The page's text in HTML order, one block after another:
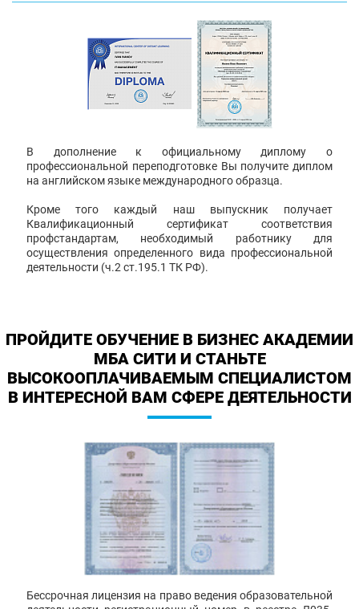
В дополнение к официальному диплому о
профессиональной переподготовке Вы получите диплом
на английском языке международного образца.
Кроме того каждый наш выпускник получает
Квалификационный сертификат соответствия
профстандартам, необходимый работнику для
осуществления определенного вида профессиональной
деятельности (ч.2 ст.195.1 ТК РФ).
ПРОЙДИТЕ ОБУЧЕНИЕ В БИЗНЕС АКАДЕМИИ
МБА СИТИ И СТАНЬТЕ
ВЫСОКООПЛАЧИВАЕМЫМ СПЕЦИАЛИСТОМ
В ИНТЕРЕСНОЙ ВАМ СФЕРЕ ДЕЯТЕЛЬНОСТИ
Бессрочная лицензия на право ведения образовательной